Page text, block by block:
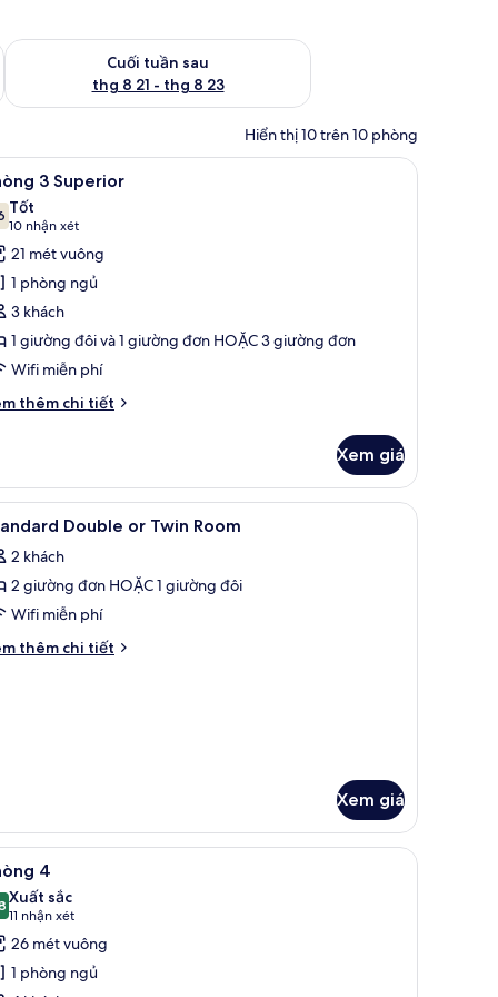
8 14 - thg 8 16
Cuối tuần sau
thg 8 21 - thg 8 23
Kiểm tra lượng phòng cuối tuần tới từ thg 8 21 - thg 8 23
Hiển thị 10 trên 10 phòng
| Minibar, két bảo mật tại phòng, bàn, màn/rèm cản sáng
Minibar, két bảo mật tại phòng, bàn, màn/
17 3 Superior
trên 10
Tốt
10 nhận xét
(10
nhận
xét)
21 mét vuông
1 phòng ngủ
3 khách
1 giường đôi và 1 giường đơn HOẶC 3 giường đơn
Wifi miễn phí
thêm chi tiết
Xem giá
Minibar, két bảo mật tại phòng, bàn, màn/
10 Double or Twin Room
2 khách
2 giường đơn HOẶC 1 giường đôi
Wifi miễn phí
thêm chi tiết
Xem giá
bàn, màn/rèm cản sáng
5 4
trên 10
Xuất sắc
11 nhận xét
(11
nhận
xét)
26 mét vuông
1 phòng ngủ